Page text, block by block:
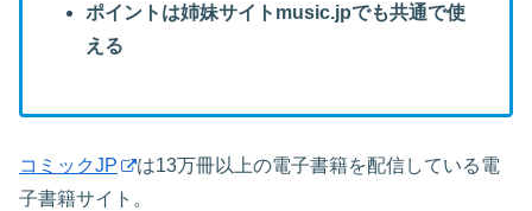
ポイントは姉妹サイトmusic.jpでも共通で使
える
コミックJP
は13万冊以上の電子書籍を配信している電
子書籍サイト。